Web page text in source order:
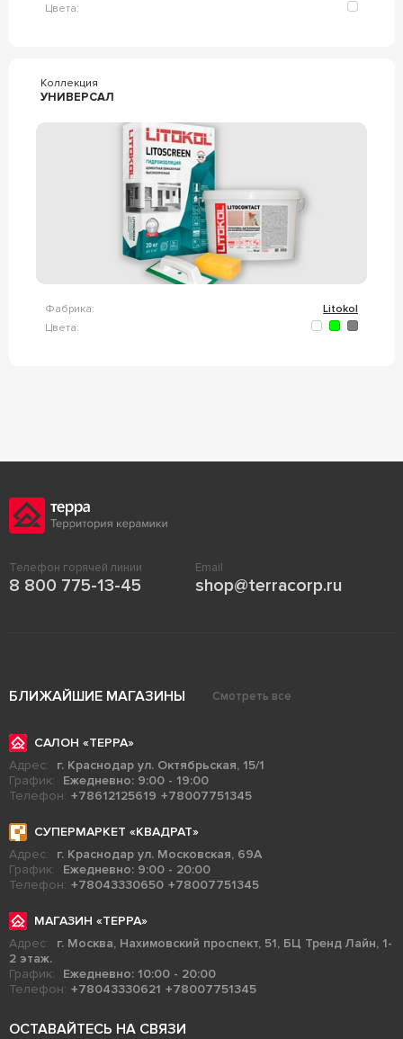
Цвета:
Коллекция
УНИВЕРСАЛ
Фабрика:
Litokol
Цвета:
Телефон горячей линии
8 800 775-13-45
Email
shop@terracorp.ru
БЛИЖАЙШИЕ МАГАЗИНЫ Смотреть все
САЛОН «ТЕРРА»
Адрес:
г. Краснодар ул. Октябрьская, 15/1
График:
Ежедневно: 9:00 - 19:00
Телефон: +78612125619 +78007751345
СУПЕРМАРКЕТ «КВАДРАТ»
Адрес:
г. Краснодар ул. Московская, 69А
График:
Ежедневно: 9:00 - 20:00
Телефон: +78043330650 +78007751345
МАГАЗИН «ТЕРРА»
Адрес:
г. Москва, Нахимовский проспект, 51, БЦ Тренд Лайн, 1-
2 этаж.
График:
Ежедневно: 10:00 - 20:00
Телефон: +78043330621 +78007751345
ОСТАВАЙТЕСЬ НА СВЯЗИ